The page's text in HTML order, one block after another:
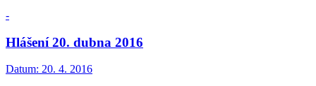
-
Hlášení 20. dubna 2016
Datum: 20. 4. 2016